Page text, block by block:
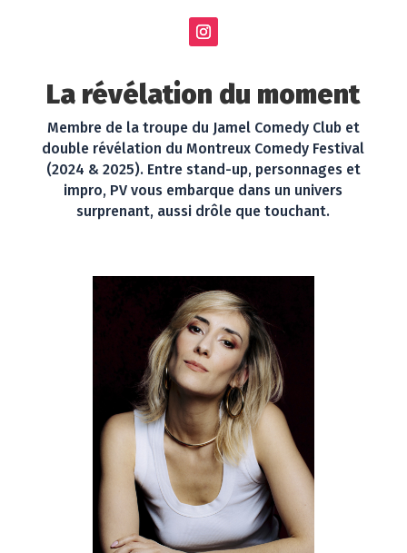
La révélation du moment
Membre de la troupe du Jamel Comedy Club et
double révélation du Montreux Comedy Festival
(2024 & 2025). Entre stand-up, personnages et
impro, PV vous embarque dans un univers
surprenant, aussi drôle que touchant.